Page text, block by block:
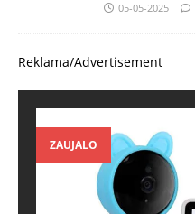
05-05-2025
Reklama/Advertisement
ZAUJALO